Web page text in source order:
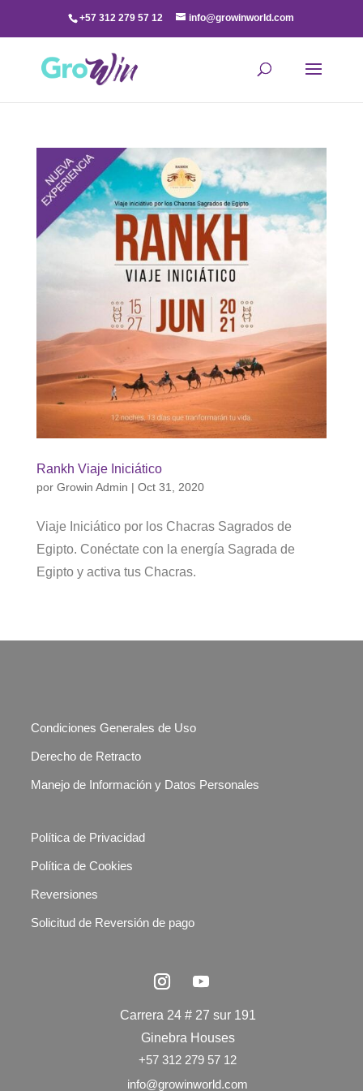
+57 312 279 57 12 info@growinworld.com
Rankh Viaje Iniciático
por Growin Admin | Oct 31, 2020
Viaje Iniciático por los Chacras Sagrados de
Egipto. Conéctate con la energía Sagrada de
Egipto y activa tus Chacras.
Condiciones Generales de Uso
Derecho de Retracto
Manejo de Información y Datos Personales
Política de Privacidad
Política de Cookies
Reversiones
Solicitud de Reversión de pago
Carrera 24 # 27 sur 191
Ginebra Houses
+57 312 279 57 12
info@growinworld.com